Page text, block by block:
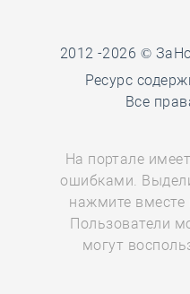
2012 -2026 ©
Ресурс
Все
На портале
ошибками.
нажмите вместе
Пользователи
могут